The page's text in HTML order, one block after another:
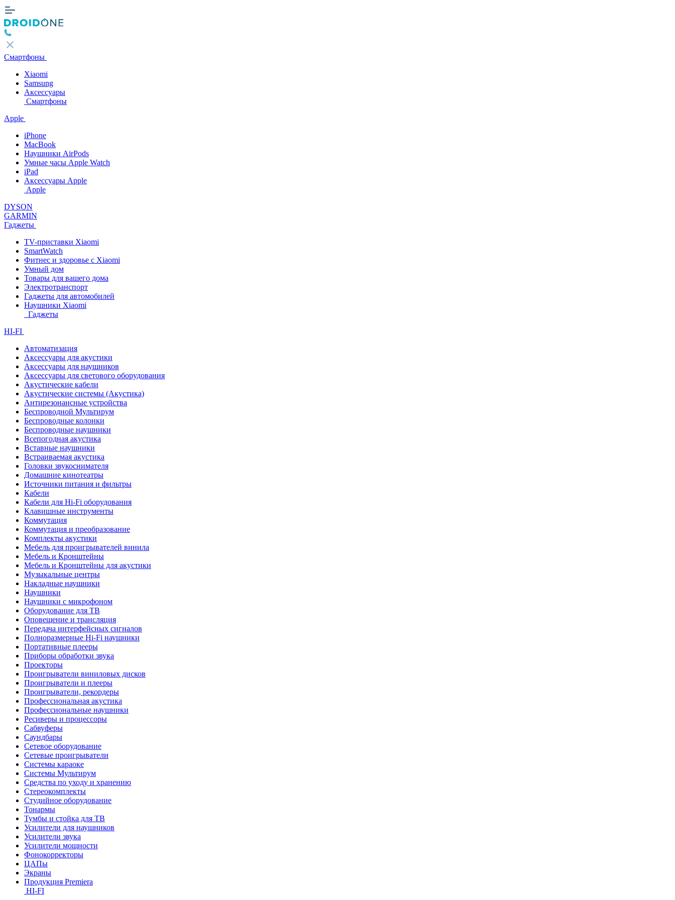
Смартфоны
Xiaomi
Samsung
Аксессуары
Смартфоны
Apple
iPhone
MacBook
Наушники AirPods
Умные часы Apple Watch
iPad
Аксессуары Apple
Apple
DYSON
GARMIN
Гаджеты
TV-приставки Xiaomi
SmartWatch
Фитнес и здоровье с Xiaomi
Умный дом
Товары для вашего дома
Электротранспорт
Гаджеты для автомобилей
Наушники Xiaomi
Гаджеты
HI-FI
Автоматизация
Аксессуары для акустики
Аксессуары для наушников
Аксессуары для светового оборудования
Акустические кабели
Акустические системы (Акустика)
Антирезонансные устройства
Беспроводной Мультирум
Беспроводные колонки
Беспроводные наушники
Всепогодная акустика
Вставные наушники
Встраиваемая акустика
Головки звукоснимателя
Домашние кинотеатры
Источники питания и фильтры
Кабели
Кабели для Hi-Fi оборудования
Клавишные инструменты
Коммутация
Коммутация и преобразование
Комплекты акустики
Мебель для проигрывателей винила
Мебель и Кронштейны
Мебель и Кронштейны для акустики
Музыкальные центры
Накладные наушники
Наушники
Наушники с микрофоном
Оборудование для ТВ
Оповещение и трансляция
Передача интерфейсных сигналов
Полноразмерные Hi-Fi наушники
Портативные плееры
Приборы обработки звука
Проекторы
Проигрыватели виниловых дисков
Проигрыватели и плееры
Проигрыватели, рекордеры
Профессиональная акустика
Профессиональные наушники
Ресиверы и процессоры
Сабвуферы
Саундбары
Сетевое оборудование
Сетевые проигрыватели
Системы караоке
Системы Мультирум
Средства по уходу и хранению
Стереокомплекты
Студийное оборудование
Тонармы
Тумбы и стойка для ТВ
Усилители для наушников
Усилители звука
Усилители мощности
Фонокорректоры
ЦАПы
Экраны
Продукция Premiera
HI-FI